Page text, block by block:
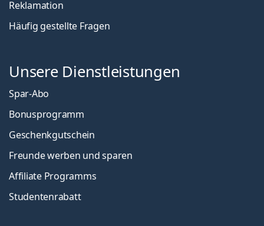
Reklamation
Häufig gestellte Fragen
Unsere Dienstleistungen
Spar-Abo
Bonusprogramm
Geschenkgutschein
Freunde werben und sparen
Affiliate Programms
Studentenrabatt